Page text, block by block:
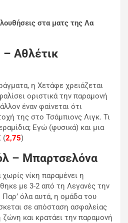
στα ματς της Λα
Αθλέτικ
η Χετάφε χρειάζεται
οριστικά την παραμονή
έναν φαίνεται ότι
της στο Τσάμπιονς Λιγκ. Τι
Εγώ (φυσικά) και μια
(2,75)
– Μπαρτσελόνα
νίκη παραμένει η
με 3-2 από τη Λεγανές την
όλα αυτά, η ομάδα του
σε απόσταση ασφαλείας
ζώνη και κρατάει την παραμονή